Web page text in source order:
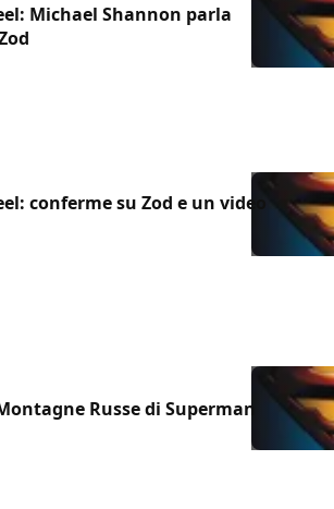
Michael Shannon parla
conferme su Zod e un video
Russe di Superman